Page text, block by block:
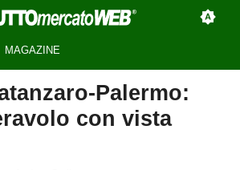
MAGAZINE
Palermo:
con vista